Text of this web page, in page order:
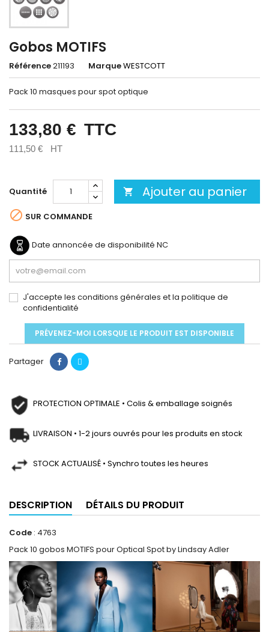
Gobos MOTIFS
Référence211193 MarqueWESTCOTT
Pack 10 masques pour spot optique
133,80 € TTC
111,50 € HT
Quantité  Ajouter au panier
 SUR COMMANDE
Date annoncée de disponibilité NC
J'accepte les conditions générales et la politique de
confidentialité
PRÉVENEZ-MOI LORSQUE LE PRODUIT EST DISPONIBLE
Partager
PROTECTION OPTIMALE • Colis & emballage soignés
LIVRAISON • 1-2 jours ouvrés pour les produits en stock
STOCK ACTUALISÉ • Synchro toutes les heures
DESCRIPTION DÉTAILS DU PRODUIT
Code : 4763
Pack 10 gobos MOTIFS pour Optical Spot by Lindsay Adler